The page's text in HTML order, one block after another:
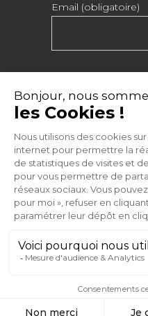
Email (obligatoire)
INSTAGRAM